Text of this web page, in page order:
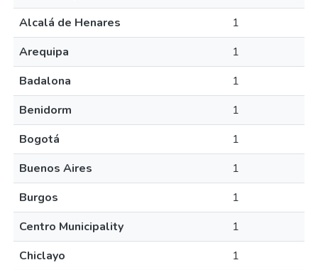
Alcalá de Henares
1
Arequipa
1
Badalona
1
Benidorm
1
Bogotá
1
Buenos Aires
1
Burgos
1
Centro Municipality
1
Chiclayo
1